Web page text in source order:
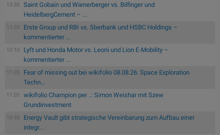
13:30
Saint Gobain und Wienerberger vs. Bilfinger und
HeidelbergCement – ...
13:20
Erste Group und RBI vs. Sberbank und HSBC Holdings –
kommentierter ...
13:10
Lyft und Honda Motor vs. Leoni und Lion E-Mobility –
kommentierter ...
11:05
Fear of missing out bei wikifolio 08.08.26: Space Exploration
Techn...
11:05
wikifolio Champion per ..: Simon Weishar mit Szew
Grundinvestment
10:38
Energy Vault gibt strategische Vereinbarung zum Aufbau einer
integr...